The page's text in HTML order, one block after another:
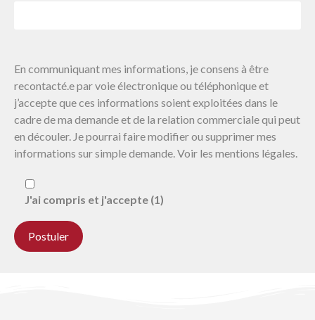
En communiquant mes informations, je consens à être
recontacté.e par voie électronique ou téléphonique et
j’accepte que ces informations soient exploitées dans le
cadre de ma demande et de la relation commerciale qui peut
en découler. Je pourrai faire modifier ou supprimer mes
informations sur simple demande. Voir les mentions légales.
J'ai compris et j'accepte (1)